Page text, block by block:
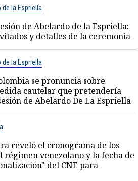
la Espriella
de Abelardo de la Espriella:
y detalles de la ceremonia
la Espriella
se pronuncia sobre
cautelar que pretendería
de Abelardo De La Espriella
reveló el cronograma de los
régimen venezolano y la fecha de
del CNE para